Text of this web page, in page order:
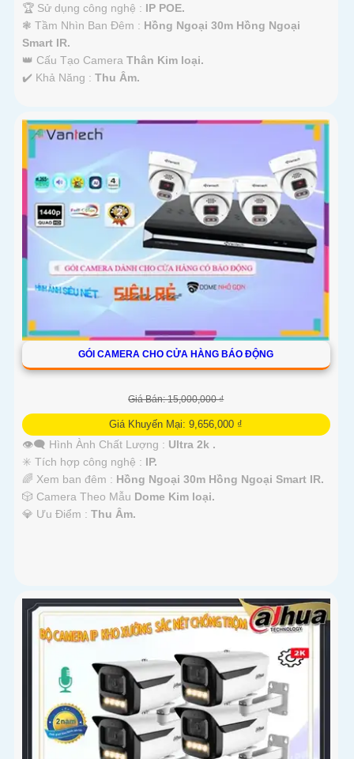
🏆 Sử dụng công nghệ : IP POE.
❃ Tầm Nhìn Ban Đêm : Hồng Ngoại 30m Hồng Ngoại
Smart IR.
👑 Cấu Tạo Camera Thân Kim loại.
️✔️ Khả Năng : Thu Âm.
GÓI CAMERA CHO CỬA HÀNG BÁO ĐỘNG
Giá Bán: 15,000,000 ₫
Giá Khuyến Mại: 9,656,000 ₫
👁️‍🗨 Hình Ành Chất Lượng : Ultra 2k .
✳️ Tích hợp công nghệ : IP.
🌈 Xem ban đêm : Hồng Ngoại 30m Hồng Ngoại Smart IR.
🎲 Camera Theo Mẫu Dome Kim loại.
️💎 Ưu Điểm : Thu Âm.